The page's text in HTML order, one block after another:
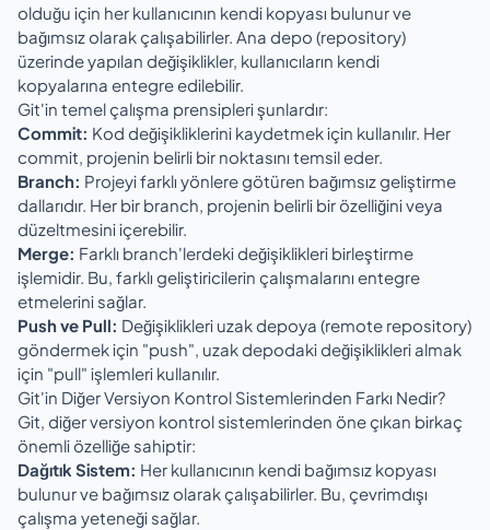
olduğu için her kullanıcının kendi kopyası bulunur ve
bağımsız olarak çalışabilirler. Ana depo (repository)
üzerinde yapılan değişiklikler, kullanıcıların kendi
kopyalarına entegre edilebilir.
Git'in temel çalışma prensipleri şunlardır:
Commit: Kod değişikliklerini kaydetmek için kullanılır. Her
commit, projenin belirli bir noktasını temsil eder.
Branch: Projeyi farklı yönlere götüren bağımsız geliştirme
dallarıdır. Her bir branch, projenin belirli bir özelliğini veya
düzeltmesini içerebilir.
Merge: Farklı branch'lerdeki değişiklikleri birleştirme
işlemidir. Bu, farklı geliştiricilerin çalışmalarını entegre
etmelerini sağlar.
Push ve Pull: Değişiklikleri uzak depoya (remote repository)
göndermek için "push", uzak depodaki değişiklikleri almak
için "pull" işlemleri kullanılır.
Git'in Diğer Versiyon Kontrol Sistemlerinden Farkı Nedir?
Git, diğer versiyon kontrol sistemlerinden öne çıkan birkaç
önemli özelliğe sahiptir:
Dağıtık Sistem: Her kullanıcının kendi bağımsız kopyası
bulunur ve bağımsız olarak çalışabilirler. Bu, çevrimdışı
çalışma yeteneği sağlar.